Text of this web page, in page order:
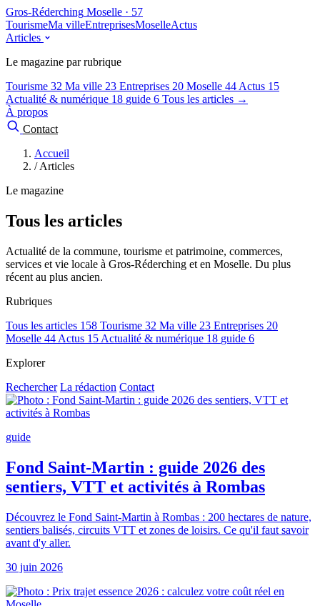
Gros-Réderching Moselle · 57
TourismeMa villeEntreprisesMoselleActus
Articles
Le magazine par rubrique
Tourisme 32 Ma ville 23 Entreprises 20 Moselle 44 Actus 15
Actualité & numérique 18 guide 6 Tous les articles →
À propos
Contact
Accueil
/ Articles
Le magazine
Tous les articles
Actualité de la commune, tourisme et patrimoine, commerces,
services et vie locale à Gros-Réderching et en Moselle. Du plus
récent au plus ancien.
Rubriques
Tous les articles 158 Tourisme 32 Ma ville 23 Entreprises 20
Moselle 44 Actus 15 Actualité & numérique 18 guide 6
Explorer
Rechercher La rédaction Contact
guide
Fond Saint-Martin : guide 2026 des
sentiers, VTT et activités à Rombas
Découvrez le Fond Saint-Martin à Rombas : 200 hectares de nature,
sentiers balisés, circuits VTT et zones de loisirs. Ce qu'il faut savoir
avant d'y aller.
30 juin 2026